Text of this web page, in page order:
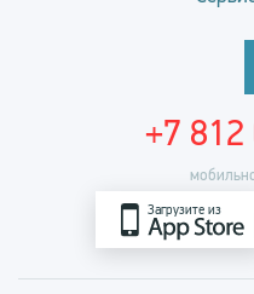
Загрузите из
+7